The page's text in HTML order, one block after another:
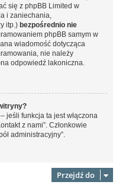
się z phpBB Limited w
i zaniechania,
itp.) bezpośrednio nie
phpBB samym w
wiadomość dotycząca
nie należy
odpowiedź lakoniczna.
jeśli funkcja ta jest włączona
z nami”. Członkowie
administracyjny”.
Przejdź do